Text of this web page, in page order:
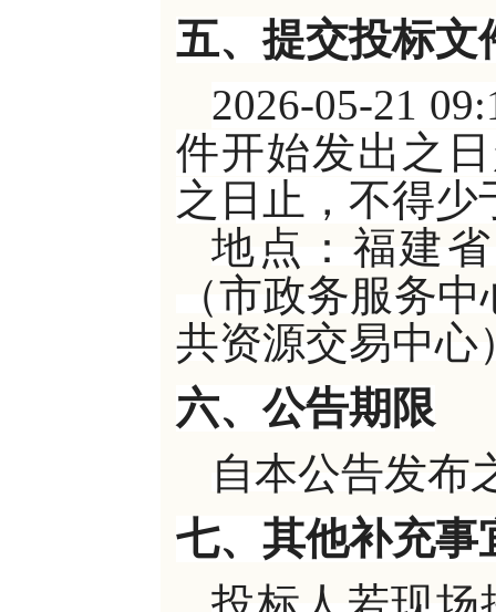
五、提交投标文
2026-05-21
件开始发出之
之日止，不得少
地点：福建
（市政务服务
共资源交易中心
六、公告期限
自本公告发布
七、其他补充事